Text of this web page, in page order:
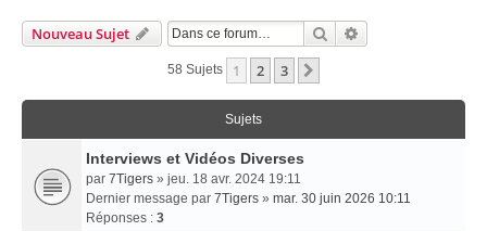
Nouveau Sujet Rechercher
58 Sujets 1 2 3
Sujets
Interviews et Vidéos Diverses
par 7Tigers » jeu. 18 avr. 2024 19:11
Dernier message par 7Tigers » mar. 30 juin 2026 10:11
Réponses : 3